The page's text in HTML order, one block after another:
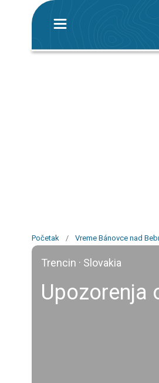
Početak / Vreme Bánovce nad
Trencin · Slovakia
Upozorenja